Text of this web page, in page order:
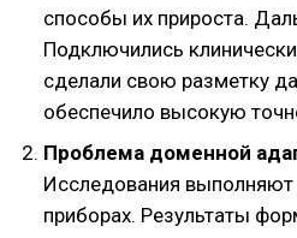
способы их прироста.
Подключились
сделали свою разметку
обеспечило высокую
Проблема доменной
Исследования выполняют
приборах. Результаты